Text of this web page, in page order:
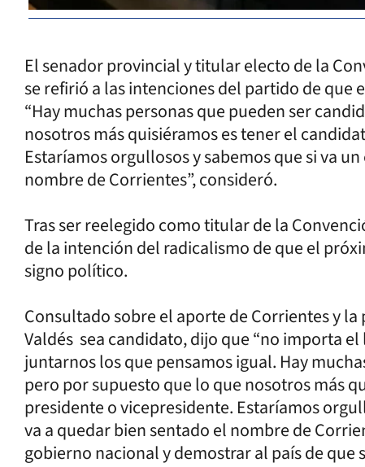
El senador provincial y titular electo de la
se refirió a las intenciones del partido de que
“Hay muchas personas que pueden ser
nosotros más quisiéramos es tener el
Estaríamos orgullosos y sabemos que si va
nombre de Corrientes”, consideró.
Tras ser reelegido como titular de la
de la intención del radicalismo de que el
signo político.
Consultado sobre el aporte de Corrientes y
Valdés sea candidato, dijo que “no importa
juntarnos los que pensamos igual. Hay
pero por supuesto que lo que nosotros más
presidente o vicepresidente. Estaríamos
va a quedar bien sentado el nombre de
gobierno nacional y demostrar al país de que